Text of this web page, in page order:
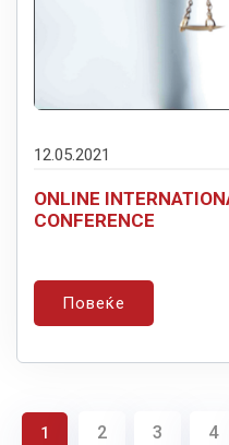
12.05.2021
ONLINE
CONFERENCE
Повеќе
1 2 3 4